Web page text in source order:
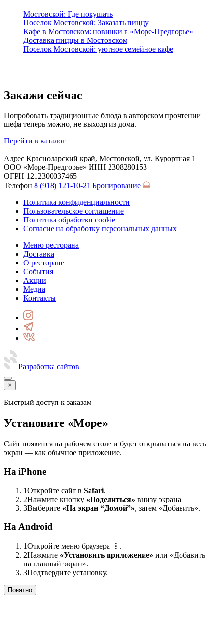
Мостовской: Где покушать
Поселок Мостовской: Заказать пиццу
Кафе в Мостовском: новинки в «Море-Предгорье»
Доставка пиццы в Мостовском
Поселок Мостовской: уютное семейное кафе
Закажи сейчас
Попробовать традиционные блюда в авторском прочтении
шефа теперь можно, не выходя из дома.
Перейти в каталог
Адрес Краснодарский край, Мостовской, ул. Курортная 1
ООО «Море-Предгорье» ИНН 2308280153
ОГРН 1212300037465
Телефон 8 (918) 121-10-21 Бронирование
Политика конфиденциальности
Пользовательское соглашение
Политика обработки cookie
Согласие на обработку персональных данных
Меню ресторана
Доставка
О ресторане
События
Акции
Медиа
Контакты
Разработка сайтов
×
Быстрый доступ к заказам
Установите «Море»
Сайт появится на рабочем столе и будет открываться на весь
экран — как обычное приложение.
На iPhone
1Откройте сайт в Safari.
2Нажмите кнопку «Поделиться» внизу экрана.
3Выберите «На экран “Домой”», затем «Добавить».
На Android
1Откройте меню браузера ⋮ .
2Нажмите «Установить приложение» или «Добавить
на главный экран».
3Подтвердите установку.
Понятно